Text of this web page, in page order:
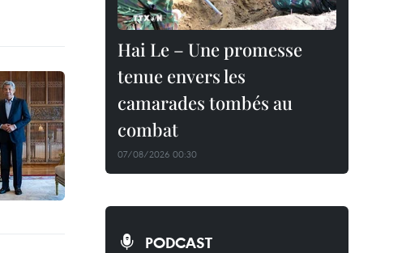
Hai Le – Une promesse
tenue envers les
camarades tombés au
combat
07/08/2026 00:30
PODCAST